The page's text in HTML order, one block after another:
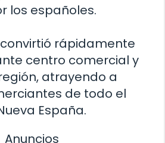
los españoles.
rápidamente
centro comercial y
atrayendo a
de todo el
España.
Anuncios